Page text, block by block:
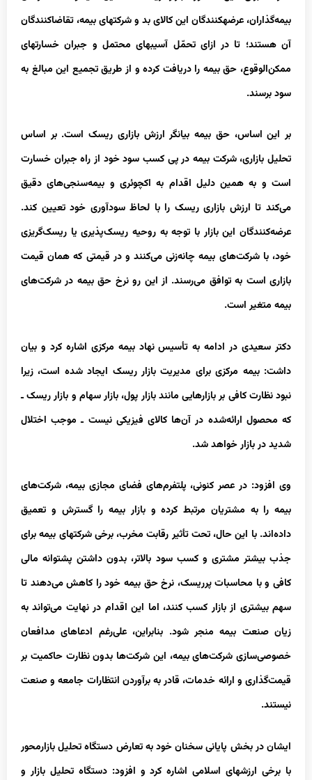
بیمه‌گذاران، عرضه‏کنندگان این کالای بد و شرکت‏های بیمه، تقاضاکنندگان
آن هستند؛ تا در ازای تحمّل آسیب‏های محتمل و جبران خسارت‏های
ممکن‌الوقوع، حق بیمه را دریافت کرده و از طریق تجمیع این مبالغ به
سود برسند.
بر این اساس، حق بیمه بیانگر ارزش بازاری ریسک است. بر اساس
تحلیل بازاری، شرکت بیمه در پی کسب سود خود از راه جبران خسارت
است و به همین دلیل اقدام به اکچوئری و بیمه‌سنجی‌های دقیق
می‌کند تا ارزش بازاری ریسک را با لحاظ سودآوری خود تعیین کند.
عرضه‌کنندگان این بازار با توجه به روحیه ریسک‌پذیری یا ریسک‌گریزی
خود، با شرکت‌های بیمه چانه‌زنی می‌کنند و در قیمتی که همان قیمت
بازاری است به توافق می‌رسند. از این رو نرخ حق بیمه در شرکت‌های
بیمه متغیر است.
دکتر سعیدی در ادامه به تأسیس نهاد بیمه مرکزی اشاره کرد و بیان
داشت: بیمه مرکزی برای مدیریت بازار ریسک ایجاد شده است، زیرا
نبود نظارت کافی بر بازارهایی مانند بازار پول، بازار سهام و بازار ریسک ـ
که محصول ارائه‌شده در آن‌ها کالای فیزیکی نیست ـ موجب اختلال
شدید در بازار خواهد شد.
وی افزود: در عصر کنونی، پلتفرم‌های فضای مجازی بیمه، شرکت‌های
بیمه را به مشتریان مرتبط کرده و بازار بیمه را گسترش و تعمیق
داده‌اند. با این حال، تحت تأثیر رقابت مخرب، برخی شرکت‏های بیمه برای
جذب بیشتر مشتری و کسب سود بالاتر، بدون داشتن پشتوانه مالی
کافی و با محاسبات پرریسک، نرخ حق بیمه خود را کاهش می‌دهند تا
سهم بیشتری از بازار کسب کنند، اما این اقدام در نهایت می‌تواند به
زیان صنعت بیمه منجر شود. بنابراین، علی‌رغم ادعاهای مدافعان
خصوصی‌سازی شرکت‌های بیمه، این شرکت‌ها بدون نظارت حاکمیت بر
قیمت‌گذاری و ارائه خدمات، قادر به برآوردن انتظارات جامعه و صنعت
نیستند.
ایشان در بخش پایانی سخنان خود به تعارض دستگاه تحلیل بازارمحور
با برخی ارزش‏های اسلامی اشاره کرد و افزود: دستگاه تحلیل بازار و